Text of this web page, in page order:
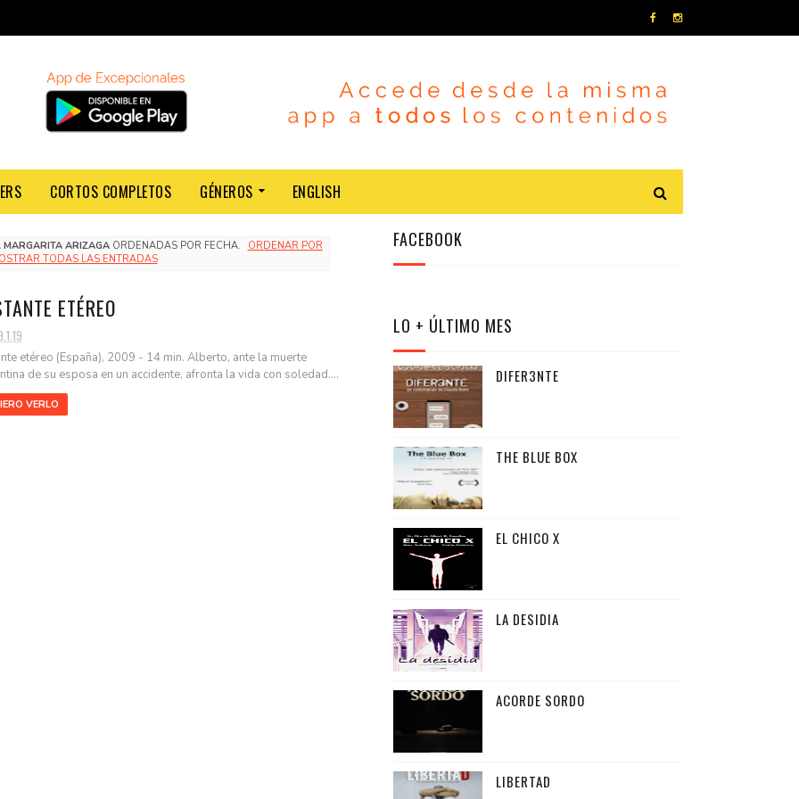
CORTOS COMPLETOS GÉNEROS ENGLISH
MARGARITA ARIZAGA ORDENADAS POR FECHA.
ORDENAR POR
TODAS LAS ENTRADAS
ETÉREO
etéreo (España), 2009 - 14 min. Alberto, ante la muerte
de su esposa en un accidente, afronta la vida con soledad....
VERLO
FACEBOOK
LO + ÚLTIMO MES
DIFER3NTE
THE BLUE BOX
EL CHICO X
LA DESIDIA
ACORDE SORDO
LIBERTAD